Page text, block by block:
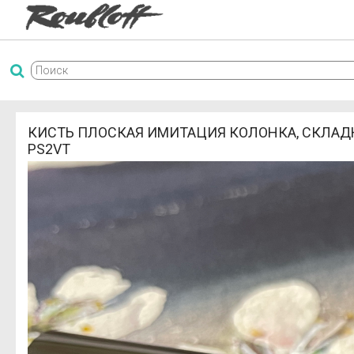
КИСТЬ ПЛОСКАЯ ИМИТАЦИЯ КОЛОНКА,
PS2VT